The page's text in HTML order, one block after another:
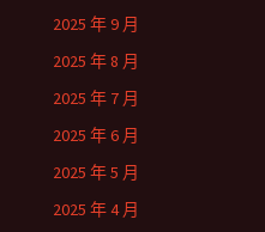
2025 年 9 月
2025 年 8 月
2025 年 7 月
2025 年 6 月
2025 年 5 月
2025 年 4 月